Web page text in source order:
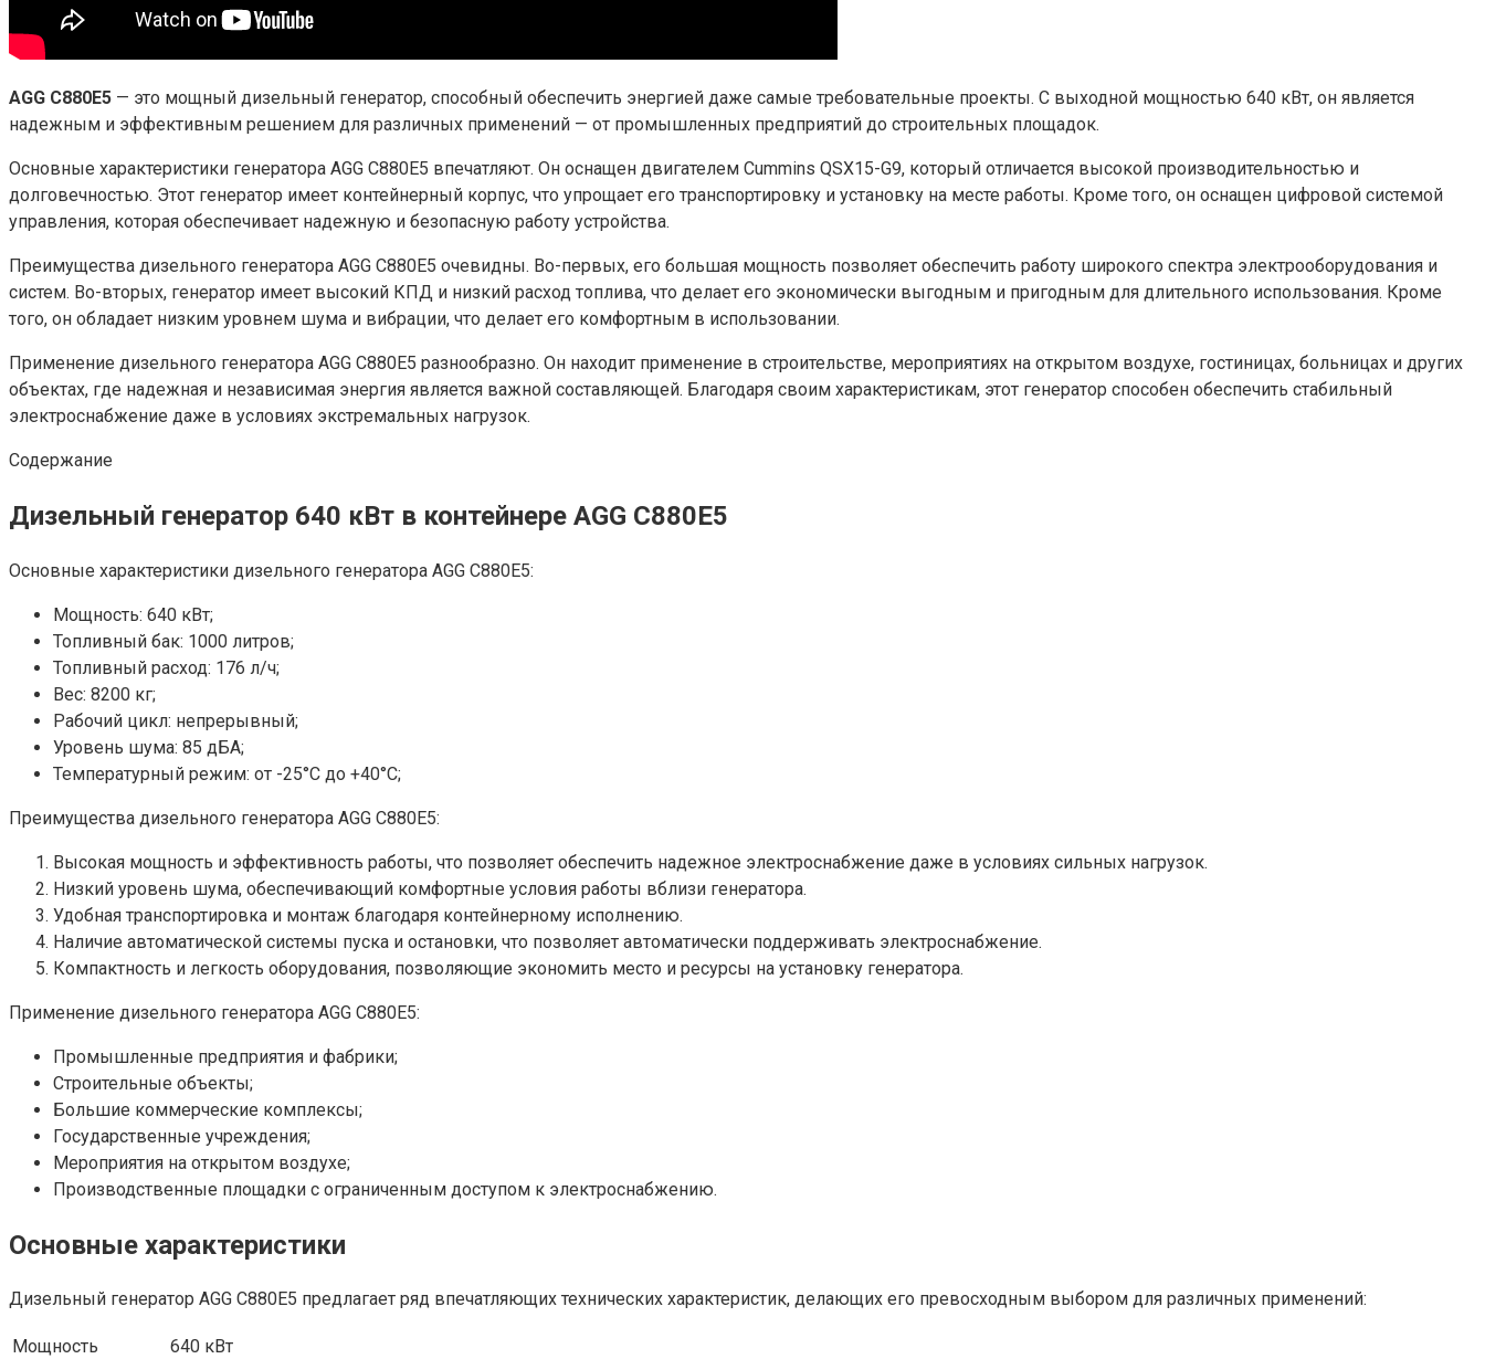
AGG C880E5 — это мощный дизельный генератор, способный обеспечить энергией даже самые требовательные проекты. С выходной мощностью 640 кВт, он является
надежным и эффективным решением для различных применений — от промышленных предприятий до строительных площадок.
Основные характеристики генератора AGG C880E5 впечатляют. Он оснащен двигателем Cummins QSX15-G9, который отличается высокой производительностью и
долговечностью. Этот генератор имеет контейнерный корпус, что упрощает его транспортировку и установку на месте работы. Кроме того, он оснащен цифровой системой
управления, которая обеспечивает надежную и безопасную работу устройства.
Преимущества дизельного генератора AGG C880E5 очевидны. Во-первых, его большая мощность позволяет обеспечить работу широкого спектра электрооборудования и
систем. Во-вторых, генератор имеет высокий КПД и низкий расход топлива, что делает его экономически выгодным и пригодным для длительного использования. Кроме
того, он обладает низким уровнем шума и вибрации, что делает его комфортным в использовании.
Применение дизельного генератора AGG C880E5 разнообразно. Он находит применение в строительстве, мероприятиях на открытом воздухе, гостиницах, больницах и других
объектах, где надежная и независимая энергия является важной составляющей. Благодаря своим характеристикам, этот генератор способен обеспечить стабильный
электроснабжение даже в условиях экстремальных нагрузок.
Содержание
Дизельный генератор 640 кВт в контейнере AGG C880E5
Основные характеристики дизельного генератора AGG C880E5:
Мощность: 640 кВт;
Топливный бак: 1000 литров;
Топливный расход: 176 л/ч;
Вес: 8200 кг;
Рабочий цикл: непрерывный;
Уровень шума: 85 дБА;
Температурный режим: от -25°C до +40°C;
Преимущества дизельного генератора AGG C880E5:
Высокая мощность и эффективность работы, что позволяет обеспечить надежное электроснабжение даже в условиях сильных нагрузок.
Низкий уровень шума, обеспечивающий комфортные условия работы вблизи генератора.
Удобная транспортировка и монтаж благодаря контейнерному исполнению.
Наличие автоматической системы пуска и остановки, что позволяет автоматически поддерживать электроснабжение.
Компактность и легкость оборудования, позволяющие экономить место и ресурсы на установку генератора.
Применение дизельного генератора AGG C880E5:
Промышленные предприятия и фабрики;
Строительные объекты;
Большие коммерческие комплексы;
Государственные учреждения;
Мероприятия на открытом воздухе;
Производственные площадки с ограниченным доступом к электроснабжению.
Основные характеристики
Дизельный генератор AGG C880E5 предлагает ряд впечатляющих технических характеристик, делающих его превосходным выбором для различных применений:
Мощность
640 кВт